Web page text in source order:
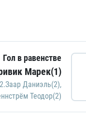
Гол в равенстве
Марек(1)
Даниэль(2),
Теодор(2)